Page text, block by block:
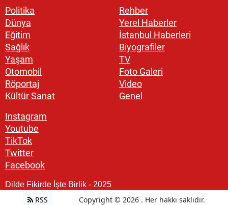
Politika
Dünya
Eğitim
Sağlık
Yaşam
Otomobil
Röportaj
Kültür Sanat
Rehber
Yerel Haberler
İstanbul Haberleri
Biyografiler
TV
Foto Galeri
Video
Genel
Instagram
Youtube
TikTok
Twitter
Facebook
Dilde Fikirde İşte Birlik - 2025
RSS Copyright © 2026 . Her hakkı saklıdır.